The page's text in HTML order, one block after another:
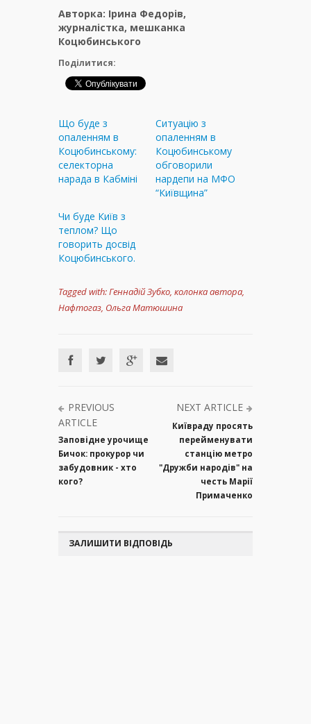
Авторка: Ірина Федорів,
журналістка, мешканка
Коцюбинського
Поділитися:
Що буде з
опаленням в
Коцюбинському:
селекторна
нарада в Кабміні
Ситуацію з
опаленням в
Коцюбинському
обговорили
нардепи на МФО
“Київщина”
Чи буде Київ з
теплом? Що
говорить досвід
Коцюбинського.
Tagged with:Геннадій Зубко, колонка автора,
Нафтогаз, Ольга Матюшина
PREVIOUS
ARTICLE
Заповідне урочище
Бичок: прокурор чи
забудовник - хто
кого?
NEXT ARTICLE
Київраду просять
перейменувати
станцію метро
"Дружби народів" на
честь Марії
Примаченко
ЗАЛИШИТИ ВІДПОВІДЬ